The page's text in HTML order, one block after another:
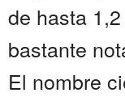
de hasta
bastante
El nombre